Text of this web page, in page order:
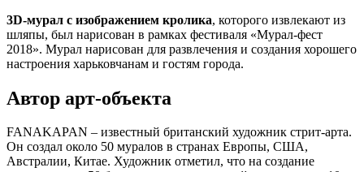
3D-мурал с изображением кролика, которого извлекают из
шляпы, был нарисован в рамках фестиваля «Мурал-фест
2018». Мурал нарисован для развлечения и создания хорошего
настроения харьковчанам и гостям города.
Автор арт-объекта
FANAKAPAN – известный британский художник стрит-арта.
Он создал около 50 муралов в странах Европы, США,
Австралии, Китае. Художник отметил, что на создание